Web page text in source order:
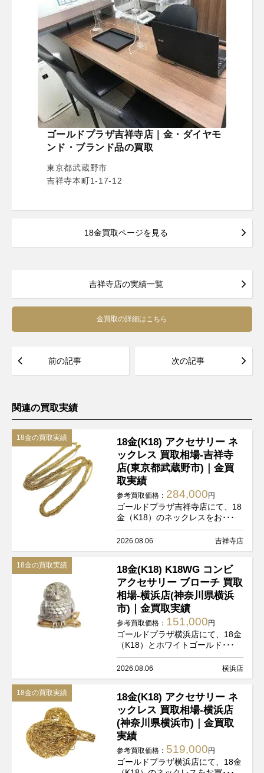
ゴールドプラザ吉祥寺店｜金・ダイヤモ
ンド・ブランド品の買取
東京都武蔵野市
吉祥寺本町1-17-12
18金買取ページを見る
吉祥寺店の実績一覧
金買取の詳細はこちら
前の記事 次の記事
関連の買取実績
18金の買取実績
18金(K18) アクセサリー ネ
ックレス 買取相場-吉祥寺
店(東京都武蔵野市)｜金買
取実績
参考買取価格： 284,000 円
ゴールドプラザ吉祥寺店にて、18
金（K18）のネックレスをお･･･
2026.08.06 吉祥寺店
18金の買取実績
18金(K18) K18WG コンビ
アクセサリー ブローチ 買取
相場-横浜店(神奈川県横浜
市)｜金買取実績
参考買取価格： 151,000 円
ゴールドプラザ横浜店にて、18金
（K18）とホワイトゴールド･･･
2026.08.06 横浜店
18金の買取実績
18金(K18) アクセサリー ネ
ックレス 買取相場-横浜店
(神奈川県横浜市)｜金買取
実績
参考買取価格： 519,000 円
ゴールドプラザ横浜店にて、18金